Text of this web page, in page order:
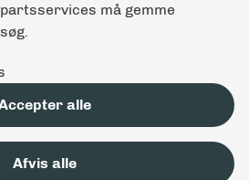
må gemme
alle
Afvis alle